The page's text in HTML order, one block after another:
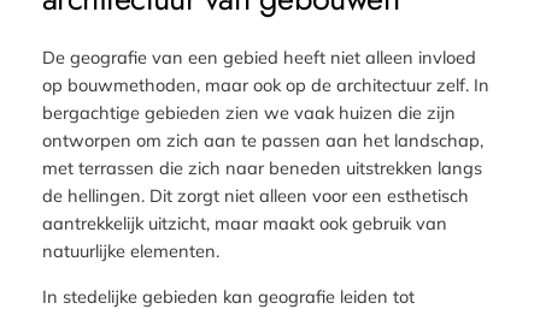
De geografie van een gebied heeft niet alleen invloed
op bouwmethoden, maar ook op de architectuur zelf. In
bergachtige gebieden zien we vaak huizen die zijn
ontworpen om zich aan te passen aan het landschap,
met terrassen die zich naar beneden uitstrekken langs
de hellingen. Dit zorgt niet alleen voor een esthetisch
aantrekkelijk uitzicht, maar maakt ook gebruik van
natuurlijke elementen.
In stedelijke gebieden kan geografie leiden tot